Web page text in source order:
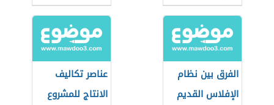
العملات الرقمية
المستقرة
الفرق بين نظام
الإفلاس القديم
عناصر تكاليف
الانتاج للمشروع